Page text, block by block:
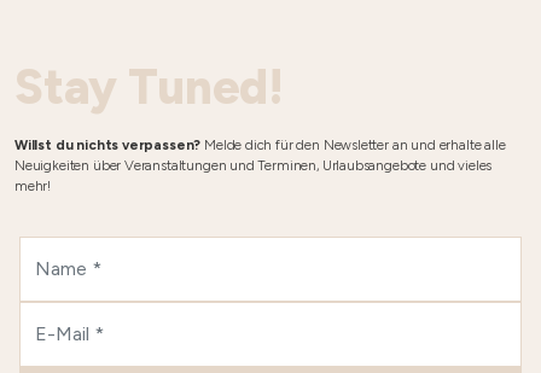
Stay Tuned!
Willst du nichts verpassen? Melde dich für den Newsletter an und erhalte alle
Neuigkeiten über Veranstaltungen und Terminen, Urlaubsangebote und vieles
mehr!